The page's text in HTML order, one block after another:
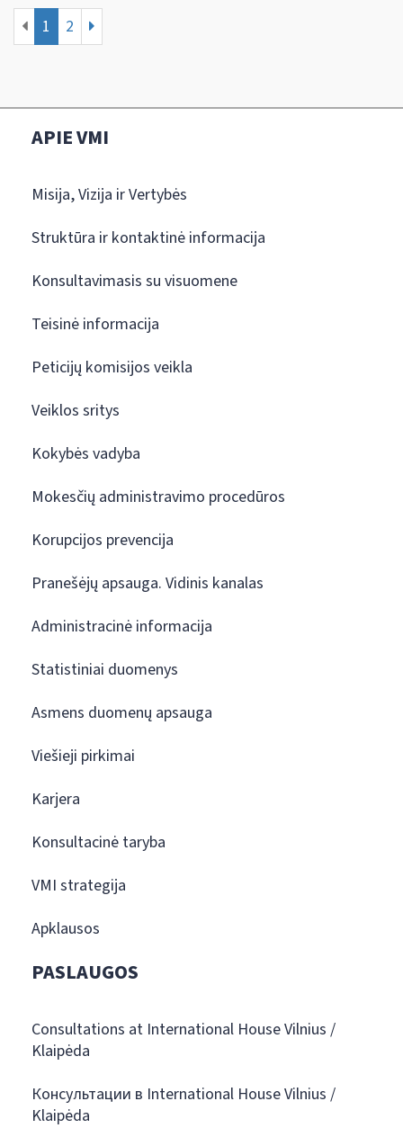
1 2
APIE VMI
Misija, Vizija ir Vertybės
Struktūra ir kontaktinė informacija
Konsultavimasis su visuomene
Teisinė informacija
Peticijų komisijos veikla
Veiklos sritys
Kokybės vadyba
Mokesčių administravimo procedūros
Korupcijos prevencija
Pranešėjų apsauga. Vidinis kanalas
Administracinė informacija
Statistiniai duomenys
Asmens duomenų apsauga
Viešieji pirkimai
Karjera
Konsultacinė taryba
VMI strategija
Apklausos
PASLAUGOS
Consultations at International House Vilnius /
Klaipėda
Консультации в International House Vilnius /
Klaipėda